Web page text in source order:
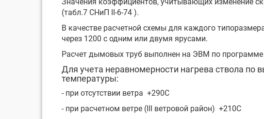
(табл.7 СНиП II-6-74 ).
В качестве расчетной схемы для каждого
через 1200 с одним или двумя ярусами.
Расчет дымовых труб выполнен на ЭВМ по программе
Для учета неравномерности нагрева ствола
температуры:
- при отсутствии ветра +290С
- при расчетном ветре (III ветровой район) +210С